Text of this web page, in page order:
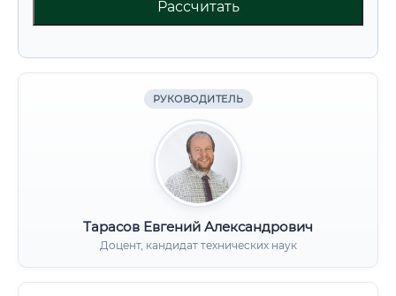
Рассчитать
РУКОВОДИТЕЛЬ
Тарасов Евгений Александрович
Доцент, кандидат технических наук